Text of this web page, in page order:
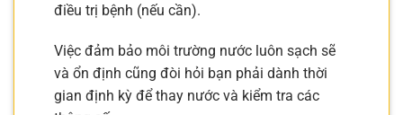
điều trị bệnh (nếu cần).
Việc đảm bảo môi trường nước luôn sạch sẽ
và ổn định cũng đòi hỏi bạn phải dành thời
gian định kỳ để thay nước và kiểm tra các